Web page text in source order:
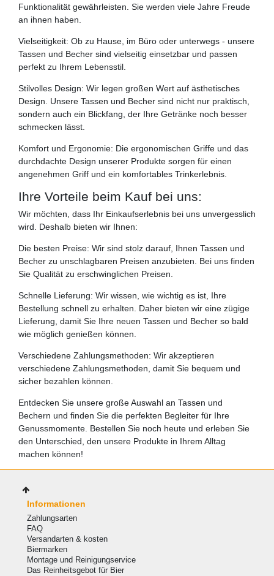
Funktionalität gewährleisten. Sie werden viele Jahre Freude
an ihnen haben.
Vielseitigkeit: Ob zu Hause, im Büro oder unterwegs - unsere
Tassen und Becher sind vielseitig einsetzbar und passen
perfekt zu Ihrem Lebensstil.
Stilvolles Design: Wir legen großen Wert auf ästhetisches
Design. Unsere Tassen und Becher sind nicht nur praktisch,
sondern auch ein Blickfang, der Ihre Getränke noch besser
schmecken lässt.
Komfort und Ergonomie: Die ergonomischen Griffe und das
durchdachte Design unserer Produkte sorgen für einen
angenehmen Griff und ein komfortables Trinkerlebnis.
Ihre Vorteile beim Kauf bei uns:
Wir möchten, dass Ihr Einkaufserlebnis bei uns unvergesslich
wird. Deshalb bieten wir Ihnen:
Die besten Preise: Wir sind stolz darauf, Ihnen Tassen und
Becher zu unschlagbaren Preisen anzubieten. Bei uns finden
Sie Qualität zu erschwinglichen Preisen.
Schnelle Lieferung: Wir wissen, wie wichtig es ist, Ihre
Bestellung schnell zu erhalten. Daher bieten wir eine zügige
Lieferung, damit Sie Ihre neuen Tassen und Becher so bald
wie möglich genießen können.
Verschiedene Zahlungsmethoden: Wir akzeptieren
verschiedene Zahlungsmethoden, damit Sie bequem und
sicher bezahlen können.
Entdecken Sie unsere große Auswahl an Tassen und
Bechern und finden Sie die perfekten Begleiter für Ihre
Genussmomente. Bestellen Sie noch heute und erleben Sie
den Unterschied, den unsere Produkte in Ihrem Alltag
machen können!
Informationen
Zahlungsarten
FAQ
Versandarten & kosten
Biermarken
Montage und Reinigungservice
Das Reinheitsgebot für Bier